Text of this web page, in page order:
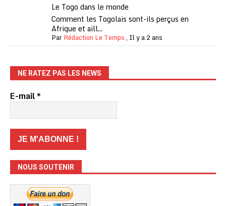
Le Togo dans le monde
Comment les Togolais sont-ils perçus en
Afrique et aill...
ParRédaction Le Temps, Il y a 2 ans
NE RATEZ PAS LES NEWS
E-mail*
NOUS SOUTENIR